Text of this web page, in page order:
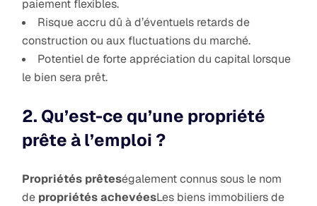
paiement flexibles.
Risque accru dû à d’éventuels retards de
construction ou aux fluctuations du marché.
Potentiel de forte appréciation du capital lorsque
le bien sera prêt.
2. Qu’est-ce qu’une propriété
prête à l’emploi ?
Propriétés prêteségalement connus sous le nom
de propriétés achevéesLes biens immobiliers de